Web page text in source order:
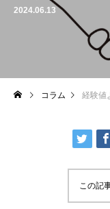
2024.06.13
コラム 経験値
この記